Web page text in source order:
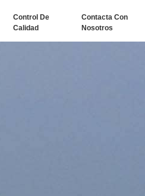
Control De
Calidad
Contacta Con
Nosotros